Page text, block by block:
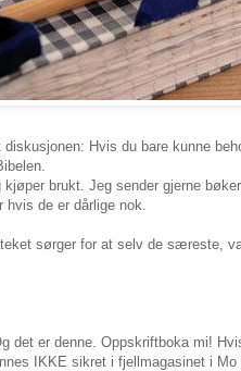
diskusjonen: Hvis du bare kunne
brukt. Jeg sender gjerne
de er dårlige nok.
sørger for at selv de særeste,
det er denne. Oppskriftboka mi!
IKKE sikret i fjellmagasinet i Mo